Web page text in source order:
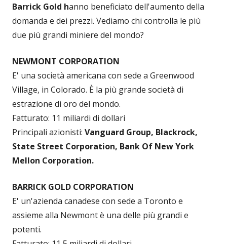
Barrick Gold hanno beneficiato dell'aumento della
domanda e dei prezzi. Vediamo chi controlla le più
due più grandi miniere del mondo?
NEWMONT CORPORATION
E' una società americana con sede a Greenwood
Village, in Colorado. È la più grande società di
estrazione di oro del mondo.
Fatturato: 11 miliardi di dollari
Principali azionisti: Vanguard Group, Blackrock,
State Street Corporation, Bank Of New York
Mellon Corporation.
BARRICK GOLD CORPORATION
E' un'azienda canadese con sede a Toronto e
assieme alla Newmont è una delle più grandi e
potenti.